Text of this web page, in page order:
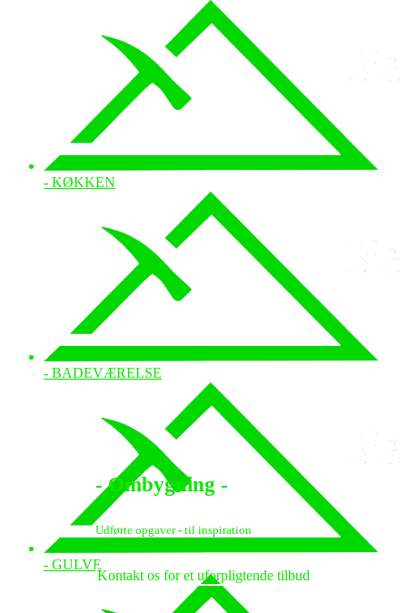
- Ombygning -
Udførte opgaver - til inspiration
Kontakt os for et uforpligtende tilbud
- KØKKEN
- BADEVÆRELSE
- GULVE